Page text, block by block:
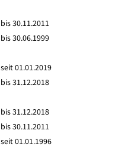
bis 30.11.2011
bis 30.06.1999
seit 01.01.2019
bis 31.12.2018
bis 31.12.2018
bis 30.11.2011
seit 01.01.1996